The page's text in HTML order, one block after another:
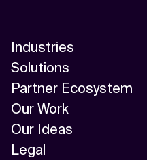
Industries
Solutions
Partner Ecosystem
Our Work
Our Ideas
Legal